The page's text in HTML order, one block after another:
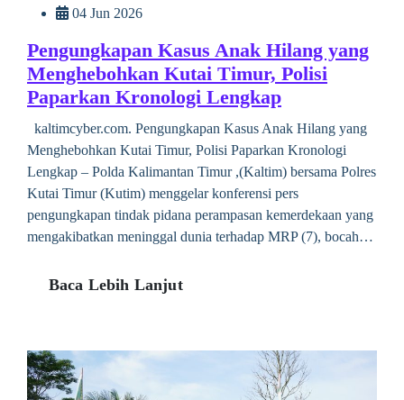
04 Jun 2026
Pengungkapan Kasus Anak Hilang yang
Menghebohkan Kutai Timur, Polisi
Paparkan Kronologi Lengkap
kaltimcyber.com. Pengungkapan Kasus Anak Hilang yang
Menghebohkan Kutai Timur, Polisi Paparkan Kronologi
Lengkap – Polda Kalimantan Timur ,(Kaltim) bersama Polres
Kutai Timur (Kutim) menggelar konferensi pers
pengungkapan tindak pidana perampasan kemerdekaan yang
mengakibatkan meninggal dunia terhadap MRP (7), bocah…
Baca Lebih Lanjut